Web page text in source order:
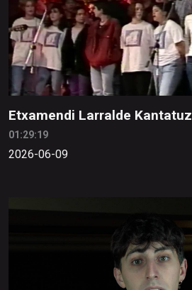
Etxamendi Larralde Kantatuz
01:29:19
2026-06-09